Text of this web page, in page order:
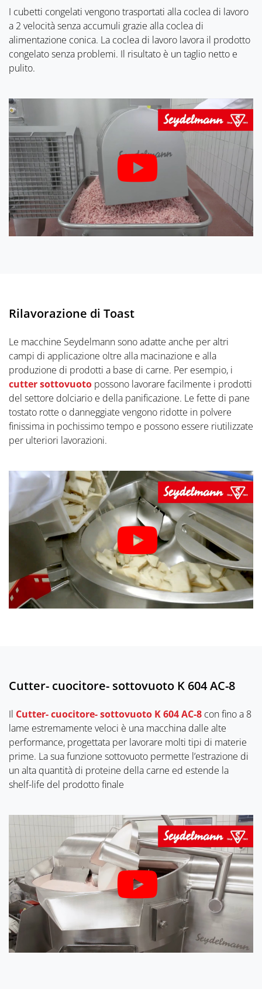
I cubetti congelati vengono trasportati alla coclea di lavoro
a 2 velocità senza accumuli grazie alla coclea di
alimentazione conica. La coclea di lavoro lavora il prodotto
congelato senza problemi. Il risultato è un taglio netto e
pulito.
Rilavorazione di Toast
Le macchine Seydelmann sono adatte anche per altri
campi di applicazione oltre alla macinazione e alla
produzione di prodotti a base di carne. Per esempio, i
cutter sottovuoto possono lavorare facilmente i prodotti
del settore dolciario e della panificazione. Le fette di pane
tostato rotte o danneggiate vengono ridotte in polvere
finissima in pochissimo tempo e possono essere riutilizzate
per ulteriori lavorazioni.
Cutter- cuocitore- sottovuoto K 604 AC-8
Il Cutter- cuocitore- sottovuoto K 604 AC-8 con fino a 8
lame estremamente veloci è una macchina dalle alte
performance, progettata per lavorare molti tipi di materie
prime. La sua funzione sottovuoto permette l’estrazione di
un alta quantità di proteine della carne ed estende la
shelf-life del prodotto finale